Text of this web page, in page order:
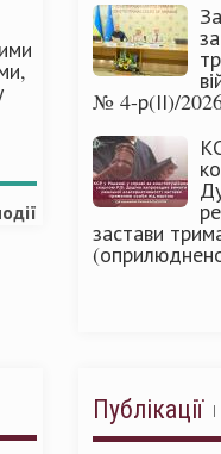
№ 4-р(ІІ)/
застави
Публікації